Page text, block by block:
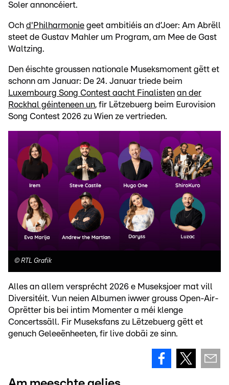
Soler annoncéiert.
Och d'Philharmonie geet ambitiéis an d’Joer: Am Abrëll
steet de Gustav Mahler um Program, am Mee de Gast
Waltzing.
Den éischte groussen nationale Museksmoment gëtt et
schonn am Januar: De 24. Januar triede beim
Luxembourg Song Contest aacht Finalisten an der
Rockhal géinteneen un, fir Lëtzebuerg beim Eurovision
Song Contest 2026 zu Wien ze vertrieden.
© RTL Grafik
Alles an allem versprécht 2026 e Museksjoer mat vill
Diversitéit. Vun neien Albumen iwwer grouss Open-Air-
Oprëtter bis bei intim Momenter a méi klenge
Concertssäll. Fir Museksfans zu Lëtzebuerg gëtt et
genuch Geleeënheeten, fir live dobäi ze sinn.